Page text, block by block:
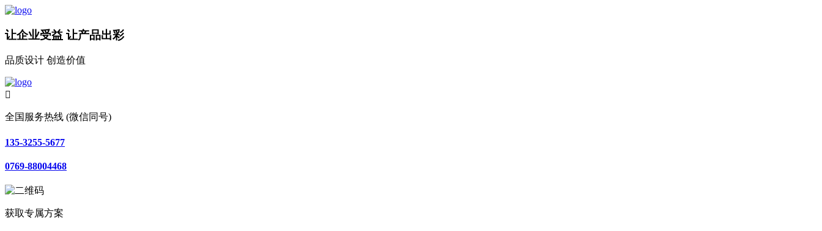
让企业受益 让产品出彩
品质设计 创造价值

全国服务热线 (微信同号)
135-3255-5677
0769-88004468
获取专属方案